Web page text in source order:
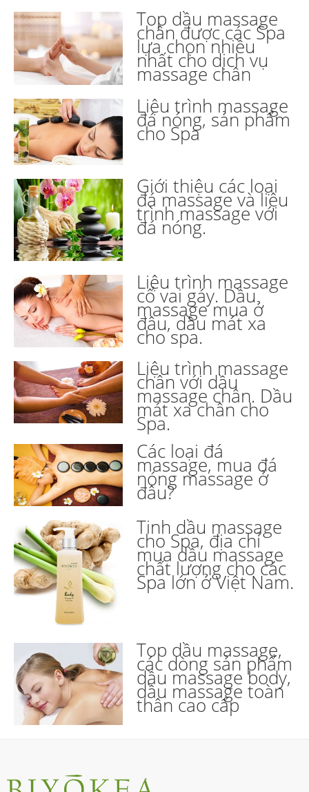
Top dầu massage
chân được các Spa
lựa chọn nhiều
nhất cho dịch vụ
massage chân
Liệu trình massage
đá nóng, sản phẩm
cho Spa
Giới thiệu các loại
đá massage và liệu
trình massage với
đá nóng.
Liệu trình massage
cổ vai gáy. Dầu
massage mua ở
đâu, dầu mát xa
cho spa.
Liệu trình massage
chân với dầu
massage chân. Dầu
mát xa chân cho
Spa.
Các loại đá
massage, mua đá
nóng massage ở
đâu?
Tinh dầu massage
cho Spa, địa chỉ
mua dầu massage
chất lượng cho các
Spa lớn ở Việt Nam.
Top dầu massage,
các dòng sản phẩm
dầu massage body,
dầu massage toàn
thân cao cấp